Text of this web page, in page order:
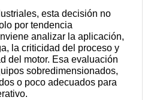
esta decisión no
por tendencia
analizar la aplicación,
la criticidad del proceso y
del motor. Esa evaluación
sobredimensionados,
o poco adecuados para